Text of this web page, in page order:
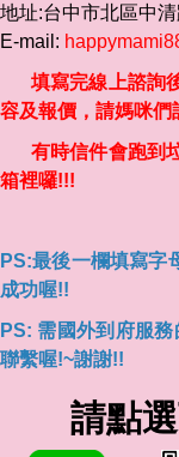
地址:台中市北區中
E-mail:
填寫完線上諮詢後
容及報價，請媽咪們
有時信件會跑到垃
箱裡囉!!!
PS:最後一欄填寫字
成功喔!!
PS: 需國外到府服
聯繫喔!~謝謝!!
請點